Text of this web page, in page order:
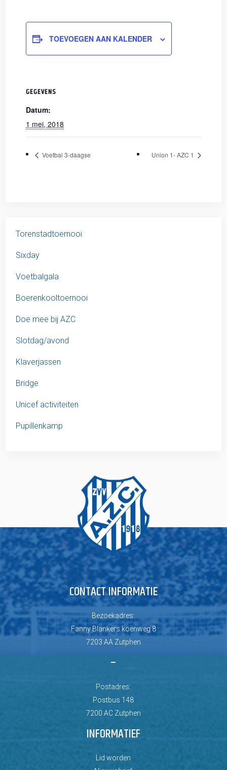
TOEVOEGEN AAN KALENDER
GEGEVENS
Datum:
1 mei, 2018
Voetbal 3-daagse Union 1- AZC 1
Torenstadtoernooi
Sixday
Voetbalgala
Boerenkooltoernooi
Doe mee bij AZC
Slotdag/avond
Klaverjassen
Bridge
Unicef activiteiten
Pupillenkamp
CONTACT INFORMATIE
Bezoekadres:
Fanny Blankers koenweg 8
7203 AA Zutphen
–
Postadres:
Postbus 148
7200 AC Zutphen
INFORMATIEF
Lid worden